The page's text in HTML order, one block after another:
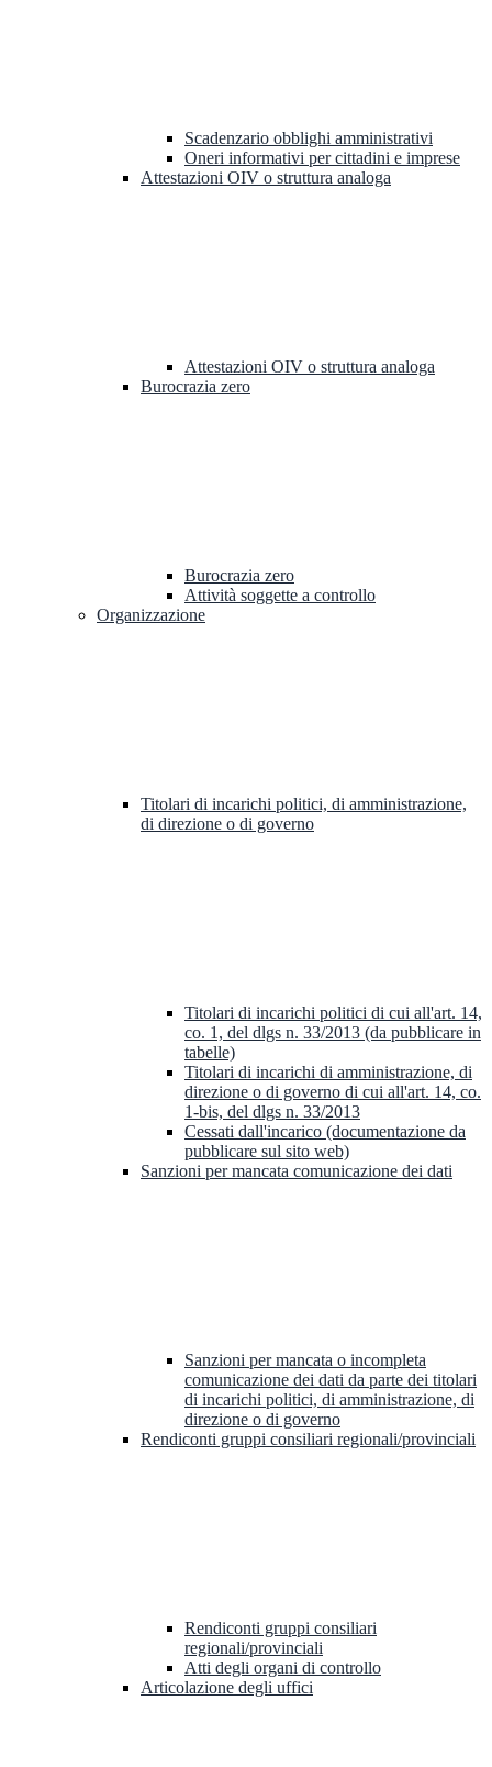
Scadenzario obblighi amministrativi
Oneri informativi per cittadini e imprese
Attestazioni OIV o struttura analoga
Attestazioni OIV o struttura analoga
Burocrazia zero
Burocrazia zero
Attività soggette a controllo
Organizzazione
Titolari di incarichi politici, di amministrazione,
di direzione o di governo
Titolari di incarichi politici di cui all'art. 14,
co. 1, del dlgs n. 33/2013 (da pubblicare in
tabelle)
Titolari di incarichi di amministrazione, di
direzione o di governo di cui all'art. 14, co.
1-bis, del dlgs n. 33/2013
Cessati dall'incarico (documentazione da
pubblicare sul sito web)
Sanzioni per mancata comunicazione dei dati
Sanzioni per mancata o incompleta
comunicazione dei dati da parte dei titolari
di incarichi politici, di amministrazione, di
direzione o di governo
Rendiconti gruppi consiliari regionali/provinciali
Rendiconti gruppi consiliari
regionali/provinciali
Atti degli organi di controllo
Articolazione degli uffici